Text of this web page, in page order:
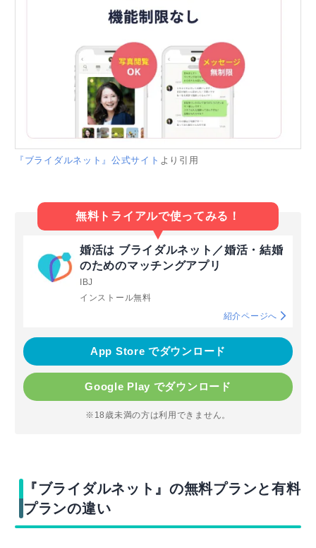
『ブライダルネット』公式サイト より引用
無料トライアルで使ってみる！
婚活は ブライダルネット／婚活・結婚
のためのマッチングアプリ
IBJ
インストール無料
紹介ページへ
App Store でダウンロード
Google Play でダウンロード
※18歳未満の方は利用できません。
『ブライダルネット』の無料プランと有料
プランの違い